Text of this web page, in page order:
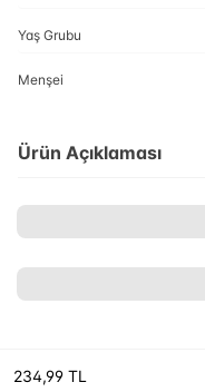
234,99 TL
Yaş Grubu
Menşei
Ürün Açıklaması